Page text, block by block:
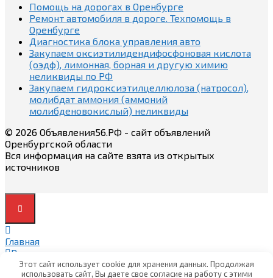
Помощь на дорогах в Оренбурге
Ремонт автомобиля в дороге. Техпомощь в
Оренбурге
Диагностика блока управления авто
Закупаем оксиэтилидендифосфоновая кислота
(оэдф), лимонная, борная и другую химию
неликвиды по РФ
Закупаем гидроксиэтилцеллюлоза (натросол),
молибдат аммония (аммоний
молибденовокислый) неликвиды
© 2026 Объявления56.РФ - сайт объявлений
Оренбургской области
Вся информация на сайте взята из открытых
источников
Главная
Вход
ВходЭтот сайт использует cookie для хранения данных. Продолжая
использовать сайт, Вы даете свое согласие на работу с этими